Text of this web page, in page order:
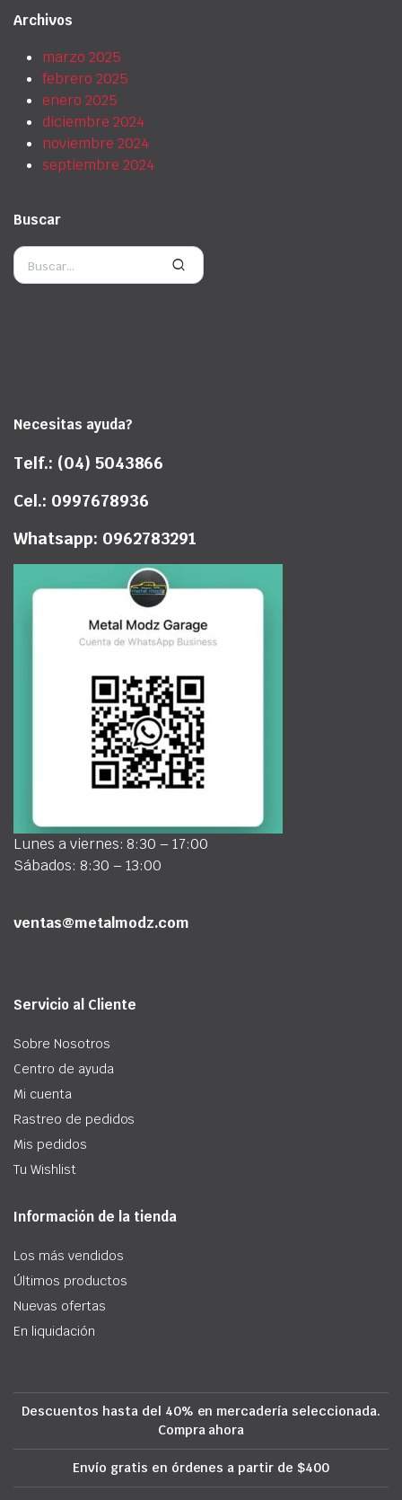
Archivos
marzo 2025
febrero 2025
enero 2025
diciembre 2024
noviembre 2024
septiembre 2024
Buscar
Necesitas ayuda?
Telf.: (04) 5043866
Cel.: 0997678936
Whatsapp: 0962783291
Lunes a viernes: 8:30 – 17:00
Sábados: 8:30 – 13:00
ventas@metalmodz.com
Servicio al Cliente
Sobre Nosotros
Centro de ayuda
Mi cuenta
Rastreo de pedidos
Mis pedidos
Tu Wishlist
Información de la tienda
Los más vendidos
Últimos productos
Nuevas ofertas
En liquidación
Descuentos hasta del 40% en mercadería seleccionada.
Compra ahora
Envío gratis en órdenes a partir de $400